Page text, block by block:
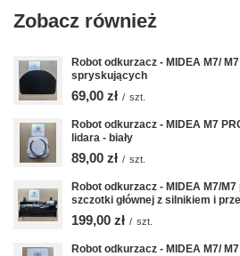
Zobacz również
Robot odkurzacz - MIDEA M7/
spryskujących
69,00 zł / szt.
Robot odkurzacz - MIDEA M7
lidara - biały
89,00 zł / szt.
Robot odkurzacz - MIDEA M7/M7
szczotki głównej z silnikiem i
199,00 zł / szt.
Robot odkurzacz - MIDEA M7/